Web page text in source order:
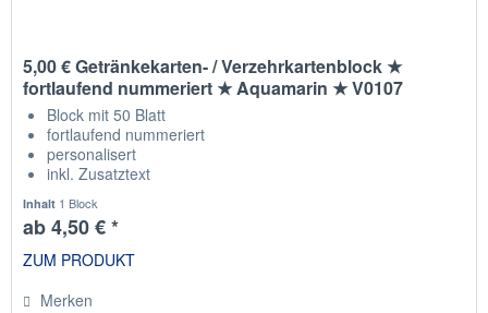
5,00 € Getränkekarten- / Verzehrkartenblock ★
fortlaufend nummeriert ★ Aquamarin ★ V0107
Block mit 50 Blatt
fortlaufend nummeriert
personalisert
inkl. Zusatztext
Inhalt 1 Block
ab 4,50 € *
ZUM PRODUKT
Merken